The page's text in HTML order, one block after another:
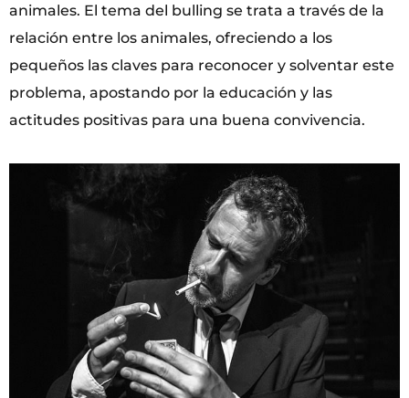
animales. El tema del bulling se trata a través de la
relación entre los animales, ofreciendo a los
pequeños las claves para reconocer y solventar este
problema, apostando por la educación y las
actitudes positivas para una buena convivencia.